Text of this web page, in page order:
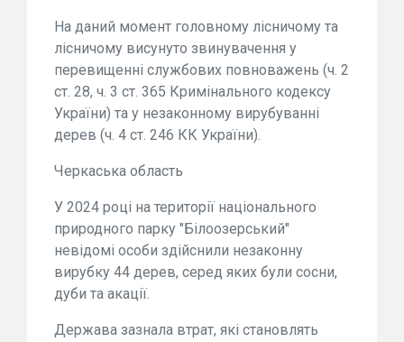
На даний момент головному лісничому та
лісничому висунуто звинувачення у
перевищенні службових повноважень (ч. 2
ст. 28, ч. 3 ст. 365 Кримінального кодексу
України) та у незаконному вирубуванні
дерев (ч. 4 ст. 246 КК України).
Черкаська область
У 2024 році на території національного
природного парку "Білоозерський"
невідомі особи здійснили незаконну
вирубку 44 дерев, серед яких були сосни,
дуби та акації.
Держава зазнала втрат, які становлять